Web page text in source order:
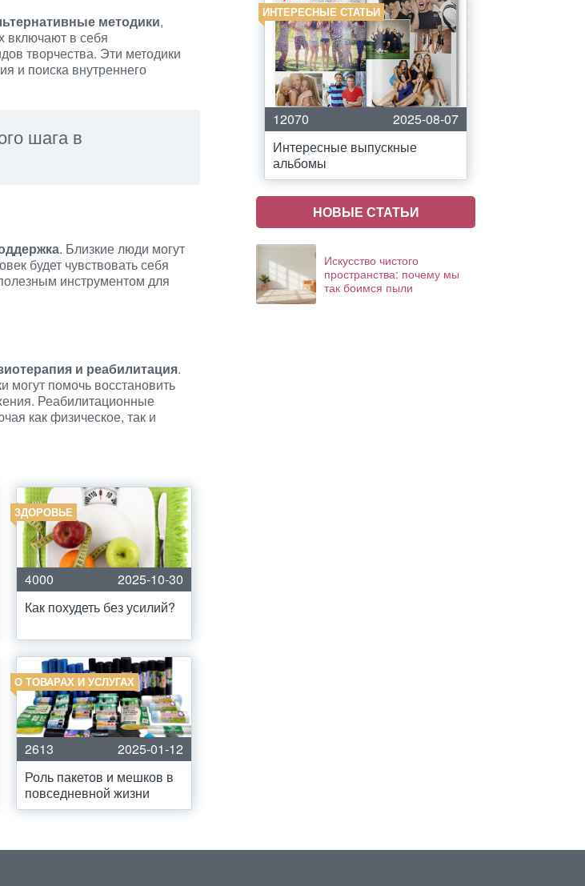
методики,
включают в себя
творчества. Эти методики
и поиска внутреннего
шага в
. Близкие люди могут
будет чувствовать себя
инструментом для
и реабилитация.
могут помочь восстановить
Реабилитационные
как физическое, так и
ЗДОРОВЬЕ
4000
2025-10-30
Как похудеть без усилий?
О ТОВАРАХ И УСЛУГАХ
2613
2025-01-12
Роль пакетов и мешков в
повседневной жизни
ИНТЕРЕСНЫЕ СТАТЬИ
12070
2025-08-07
Интересные выпускные
альбомы
НОВЫЕ СТАТЬИ
Искусство чистого
пространства: почему мы
так боимся пыли